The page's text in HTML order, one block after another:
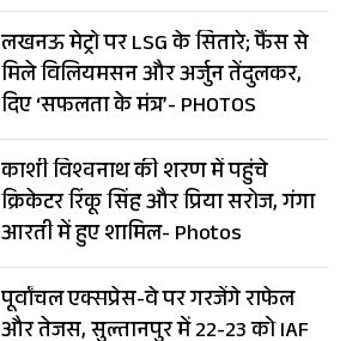
लखनऊ मेट्रो पर LSG के सितारे; फैंस से
मिले विलियमसन और अर्जुन तेंदुलकर,
दिए ‘सफलता के मंत्र’- PHOTOS
काशी विश्वनाथ की शरण में पहुंचे
क्रिकेटर रिंकू सिंह और प्रिया सरोज, गंगा
आरती में हुए शामिल- Photos
पूर्वांचल एक्सप्रेस-वे पर गरजेंगे राफेल
और तेजस, सुल्तानपुर में 22-23 को IAF